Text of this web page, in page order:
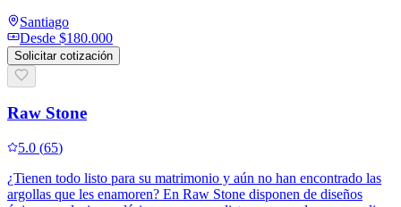
Santiago
Desde $180.000
Solicitar cotización
Raw Stone
5.0 (65)
¿Tienen todo listo para su matrimonio y aún no han encontrado las
argollas que les enamoren? En Raw Stone disponen de diseños